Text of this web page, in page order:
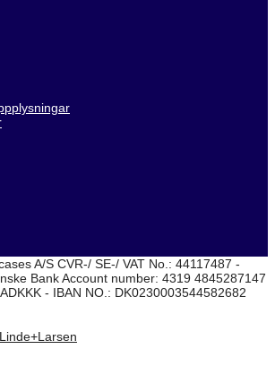
A/S CVR-/ SE-/ VAT No.: 44117487 -
Bank Account number: 4319 4845287147
- IBAN NO.: DK0230003544582682